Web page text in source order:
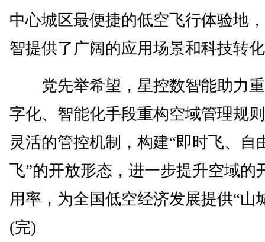
中心城区最便捷的低空飞行体验地
智提供了广阔的应用场景和科技转
党先举希望，星控数智能助力重
字化、智能化手段重构空域管理规
灵活的管控机制，构建“即时飞、自
飞”的开放形态，进一步提升空域的
用率，为全国低空经济发展提供“山
(完)